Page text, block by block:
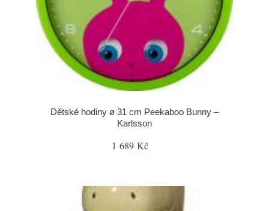
Dětské hodiny ø 31 cm Peekaboo Bunny –
Karlsson
1 689 Kč